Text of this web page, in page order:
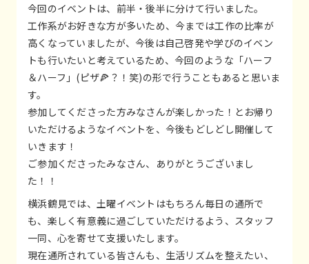
今回のイベントは、前半・後半に分けて行いました。
工作系がお好きな方が多いため、今までは工作の比率が
高くなっていましたが、今後は自己啓発や学びのイベン
トも行いたいと考えているため、今回のような「ハーフ
＆ハーフ」(ピザ🍕？！笑)の形で行うこともあると思いま
す。
参加してくださった方みなさんが楽しかった！とお帰り
いただけるようなイベントを、今後もどしどし開催して
いきます！
ご参加くださったみなさん、ありがとうございまし
た！！
横浜鶴見では、土曜イベントはもちろん毎日の通所で
も、楽しく有意義に過ごしていただけるよう、スタッフ
一同、心を寄せて支援いたします。
現在通所されている皆さんも、生活リズムを整えたい、